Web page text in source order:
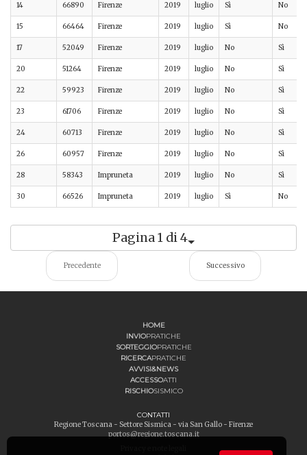
14 66890 Firenze 2019 luglio Sì No
15 66464 Firenze 2019 luglio Sì No
17 52049 Firenze 2019 luglio No Sì
20 51264 Firenze 2019 luglio No Sì
22 59923 Firenze 2019 luglio No Sì
23 61706 Firenze 2019 luglio No Sì
24 60713 Firenze 2019 luglio No Sì
26 60957 Firenze 2019 luglio No Sì
28 58343 Impruneta 2019 luglio No Sì
30 66526 Impruneta 2019 luglio Sì No
Pagina 1 di 4
Precedente Successivo
HOME
INVIOPRATICHE
SORTEGGIOPRATICHE
RICERCAPRATICHE
AVVISI&NEWS
ACCESSOATTI
RISCHIOSISMICO
CONTATTI
Regione Toscana - Settore Sismica - via San Gallo - Firenze
portos@regione.toscana.it